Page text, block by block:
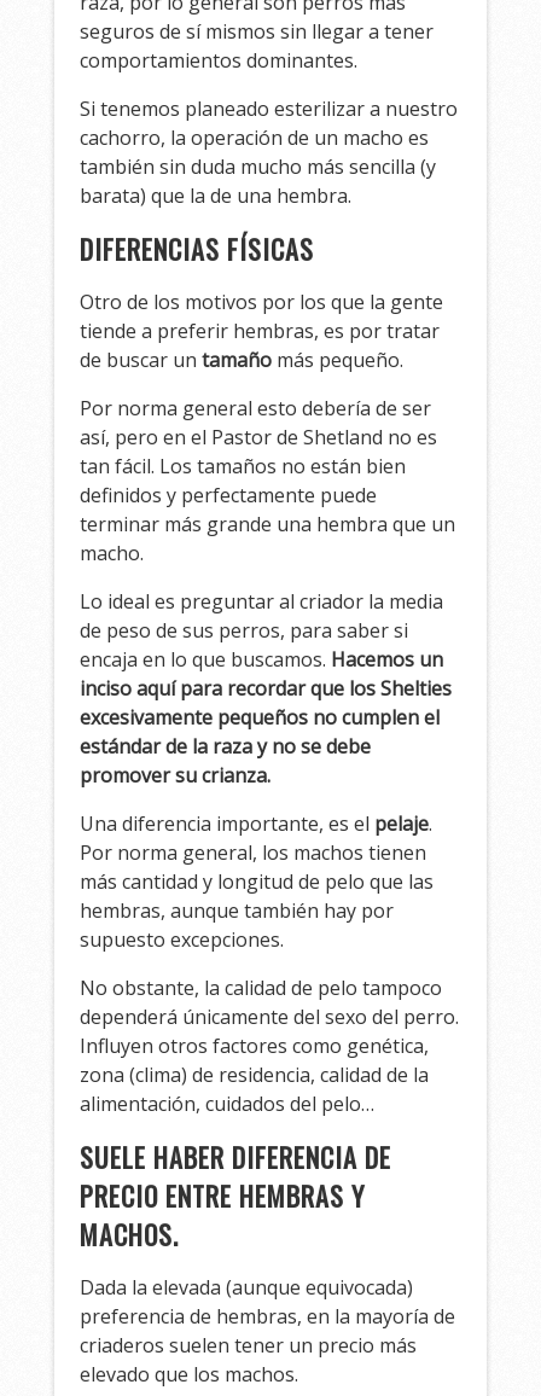
seguros de sí mismos sin llegar a tener
comportamientos dominantes.
Si tenemos planeado esterilizar a nuestro
cachorro, la operación de un macho es
también sin duda mucho más sencilla (y
barata) que la de una hembra.
DIFERENCIAS FÍSICAS
Otro de los motivos por los que la gente
tiende a preferir hembras, es por tratar
de buscar untamaño más pequeño.
Por norma general esto debería de ser
así, pero en el Pastor de Shetland no es
tan fácil. Los tamaños no están bien
definidos y perfectamente puede
terminar más grande una hembra que un
macho.
Lo ideal es preguntar al criador la media
de peso de sus perros, para saber si
encaja en lo que buscamos. Hacemos un
inciso aquí para recordar que los Shelties
excesivamente pequeños no cumplen el
estándar de la raza y no se debe
promover su crianza.
Una diferencia importante, es el pelaje.
Por norma general, los machos tienen
más cantidad y longitud de pelo que las
hembras, aunque también hay por
supuesto excepciones.
No obstante, la calidad de pelo tampoco
dependerá únicamente del sexo del perro.
Influyen otros factores como genética,
zona (clima) de residencia, calidad de la
alimentación, cuidados del pelo…
SUELE HABER DIFERENCIA DE
PRECIO ENTRE HEMBRAS Y
MACHOS.
Dada la elevada (aunque equivocada)
preferencia de hembras, en la mayoría de
criaderos suelen tener un precio más
elevado que los machos.